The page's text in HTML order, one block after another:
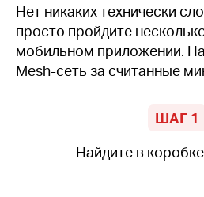
Нет никаких технически
просто пройдите
мобильном приложении.
Mesh-сеть за считанные
ШАГ 1
Найдите в